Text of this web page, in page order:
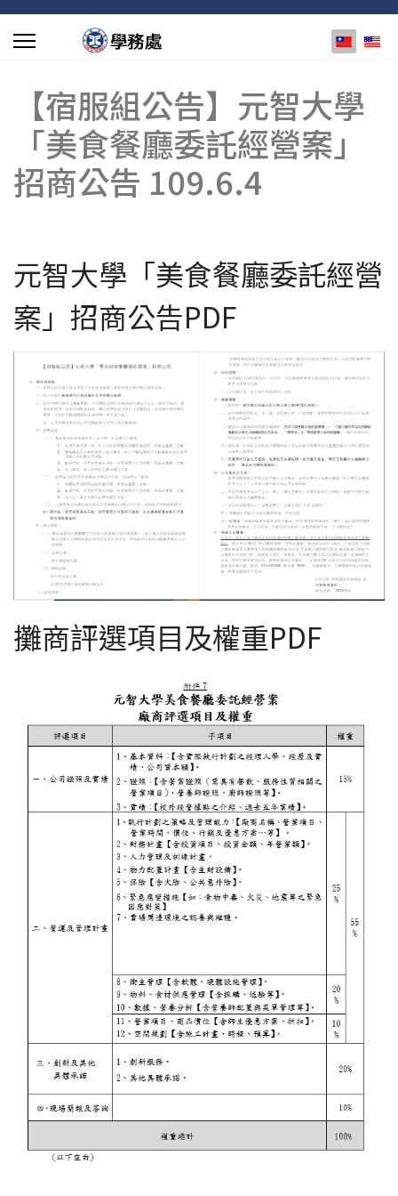
選擇你的
【宿服組公告】元智大學
「美食餐廳委託經營案」
招商公告 109.6.4
元智大學「美食餐廳委託經營
案」招商公告PDF
攤商評選項目及權重PDF